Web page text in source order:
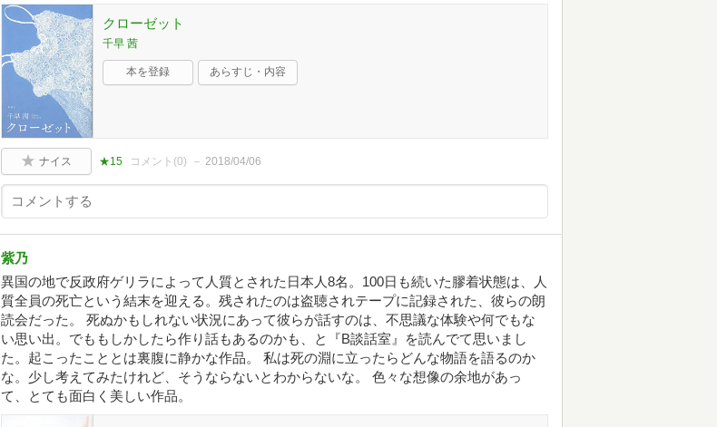
クローゼット
千早 茜
本を登録 あらすじ・内容
ナイス ★15 コメント(0) 2018/04/06
紫乃
異国の地で反政府ゲリラによって人質とされた日本人8名。100日も続いた膠着状態は、人
質全員の死亡という結末を迎える。残されたのは盗聴されテープに記録された、彼らの朗
読会だった。 死ぬかもしれない状況にあって彼らが話すのは、不思議な体験や何でもな
い思い出。でももしかしたら作り話もあるのかも、と『B談話室』を読んでて思いまし
た。起こったこととは裏腹に静かな作品。 私は死の淵に立ったらどんな物語を語るのか
な。少し考えてみたけれど、そうならないとわからないな。 色々な想像の余地があっ
て、とても面白く美しい作品。